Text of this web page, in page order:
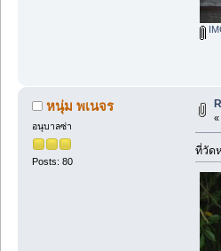
หนุ่ม พเนจร
อนุบาลซ่า
Posts: 80
«
ที่วัด